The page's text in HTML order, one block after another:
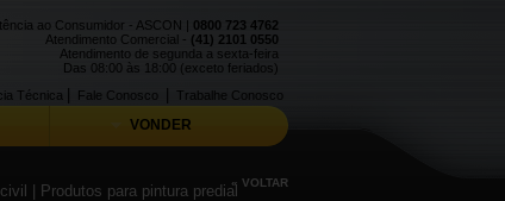
ao Consumidor - ASCON | 0800 723 4762
Atendimento Comercial - (41) 2101 0550
Atendimento de segunda a sexta-feira
Das 08:00 às 18:00 (exceto feriados)
Trabalhe Conosco
Fale Conosco
Técnica
VONDER
| Produtos para pintura predial« VOLTAR